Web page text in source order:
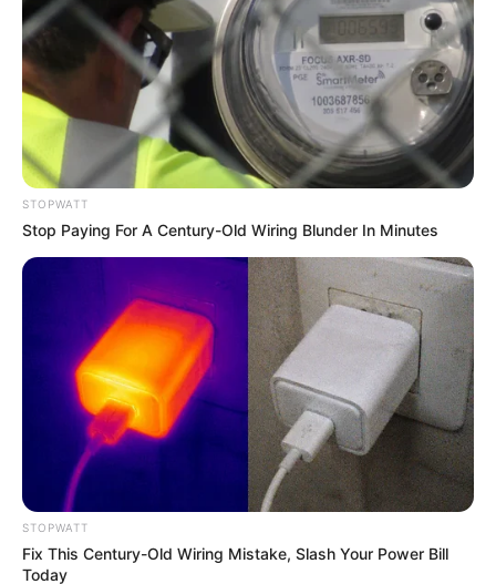
Discover 15 Surprising Things Forbidden By The
Bible
BRAINBERRIES
Who Will Be the Next James Bond? Here's What
We Know So Far
BRAINBERRIES
STOPWATT
Stop Paying For A Century-Old Wiring Blunder In Minutes
STOPWATT
Fix This Century-Old Wiring Mistake, Slash Your Power Bill
Today